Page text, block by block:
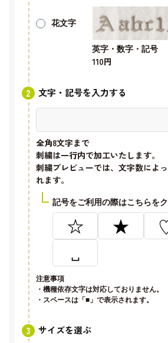
花文字
英字・数字・記号
110円
文字・記号を入力する
全角8文字まで
刺繍は一行内で加工いたします。
刺繍プレビューでは、文字数によ
れます。
記号をご利用の際はこちらを
☆ ★
␣
注意事項
・機種依存文字は対応しておりません。
・スペースは「■」で表示されます。
サイズを選ぶ